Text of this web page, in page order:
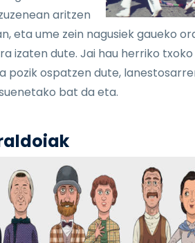
aritzen
eta ume zein nagusiek gaueko
izaten dute. Jai hau herriko
pozik ospatzen dute,
bat da eta.